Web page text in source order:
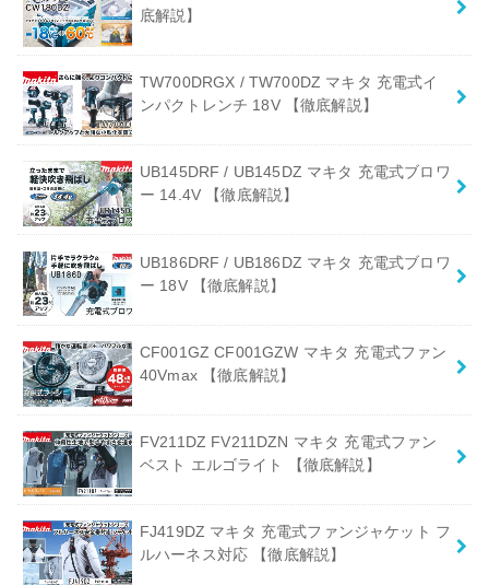
底解説】
TW700DRGX / TW700DZ マキタ 充電式イ
ンパクトレンチ 18V 【徹底解説】
UB145DRF / UB145DZ マキタ 充電式ブロワ
ー 14.4V 【徹底解説】
UB186DRF / UB186DZ マキタ 充電式ブロワ
ー 18V 【徹底解説】
CF001GZ CF001GZW マキタ 充電式ファン
40Vmax 【徹底解説】
FV211DZ FV211DZN マキタ 充電式ファン
ベスト エルゴライト 【徹底解説】
FJ419DZ マキタ 充電式ファンジャケット フ
ルハーネス対応 【徹底解説】